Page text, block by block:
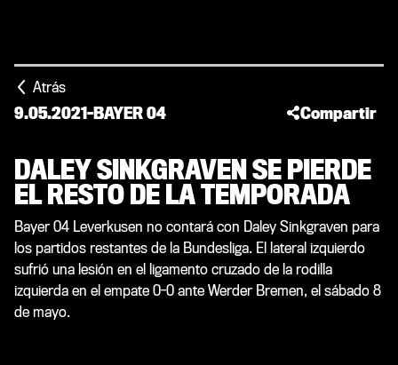
Atrás
9.05.2021-BAYER 04 Compartir
DALEY SINKGRAVEN SE PIERDE
EL RESTO DE LA TEMPORADA
Bayer 04 Leverkusen no contará con Daley Sinkgraven para
los partidos restantes de la Bundesliga. El lateral izquierdo
sufrió una lesión en el ligamento cruzado de la rodilla
izquierda en el empate 0-0 ante Werder Bremen, el sábado 8
de mayo.